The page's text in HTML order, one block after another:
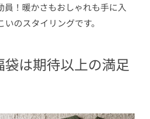
員！暖かさもおしゃれも手に入
のスタイリングです。
袋は期待以上の満足